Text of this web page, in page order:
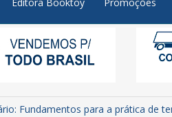
Fundamentos para a prática de